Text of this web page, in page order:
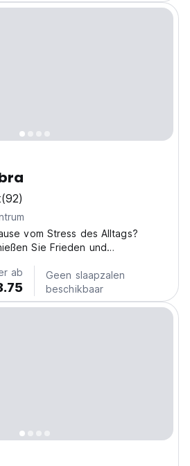
(92)
vom Stress des Alltags?
Sie Frieden und
ab
Geen slaapzalen
beschikbaar